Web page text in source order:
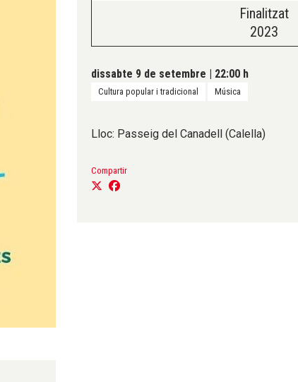
Finalitzat
2023
dissabte 9 de setembre | 22:00 h
Cultura popular i tradicional Música
Lloc: Passeig del Canadell (Calella)
Compartir